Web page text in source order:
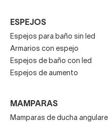
ESPEJOS
Espejos para baño sin led
Armarios con espejo
Espejos de baño con led
Espejos de aumento
MAMPARAS
Mamparas de ducha